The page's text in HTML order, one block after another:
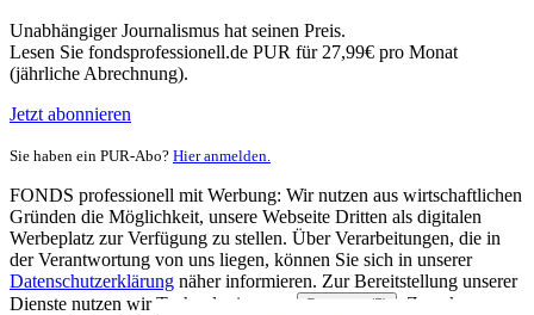
Unabhängiger Journalismus hat seinen Preis.
Lesen Sie fondsprofessionell.de PUR für 27,99€ pro Monat
(jährliche Abrechnung).
Jetzt abonnieren
Sie haben ein PUR-Abo? Hier anmelden.
FONDS professionell mit Werbung: Wir nutzen aus wirtschaftlichen
Gründen die Möglichkeit, unsere Webseite Dritten als digitalen
Werbeplatz zur Verfügung zu stellen. Über Verarbeitungen, die in
der Verantwortung von uns liegen, können Sie sich in unserer
Datenschutzerklärung näher informieren. Zur Bereitstellung unserer
Dienste nutzen wir Technologien von
Partnern (5)
. Zwecke: